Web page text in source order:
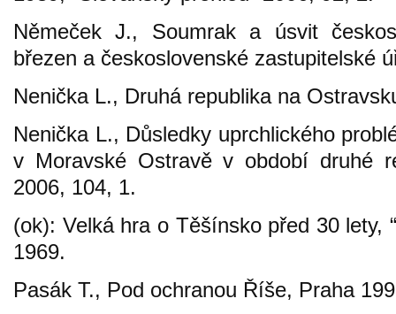
Němeček J., Soumrak a úsvit
březen a československé zastupitelské
Nenička L., Druhá republika na
Nenička L., Důsledky uprchlického
v Moravské Ostravě v období druhé
2006, 104, 1.
(ok): Velká hra o Těšínsko před 30 lety,
1969.
Pasák T., Pod ochranou Říše, Praha